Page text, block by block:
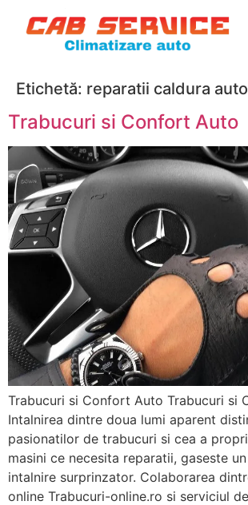
Etichetă: reparatii caldura auto
Trabucuri si Confort Auto
Trabucuri si Confort Auto Trabucuri si
Intalnirea dintre doua lumi aparent
pasionatilor de trabucuri si cea a
masini ce necesita reparatii, gaseste
intalnire surprinzator. Colaborarea
online Trabucuri-online.ro si serviciul